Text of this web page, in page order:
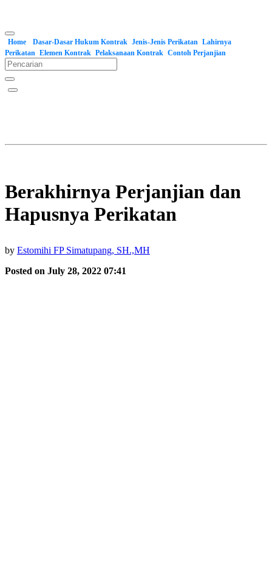
Home Dasar-Dasar Hukum Kontrak Jenis-Jenis Perikatan Lahirnya
Perikatan Elemen Kontrak Pelaksanaan Kontrak Contoh Perjanjian
Berakhirnya Perjanjian dan
Hapusnya Perikatan
by Estomihi FP Simatupang, SH.,MH
Posted on July 28, 2022 07:41